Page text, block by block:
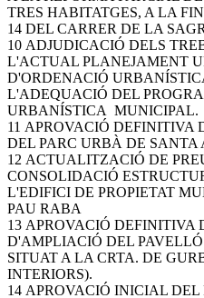
TRES HABITATGES, A LA
14 DEL CARRER DE LA
10 ADJUDICACIÓ DELS
L'ACTUAL PLANEJAMENT
D'ORDENACIÓ
L'ADEQUACIÓ DEL
URBANÍSTICA MUNICIPAL.
11 APROVACIÓ DEFINITIVA
DEL PARC URBÀ DE SANTA
12 ACTUALITZACIÓ DE
CONSOLIDACIÓ
L'EDIFICI DE PROPIETAT
PAU RABA
13 APROVACIÓ DEFINITIVA
D'AMPLIACIÓ DEL
SITUAT A LA CRTA. DE
INTERIORS).
14 APROVACIÓ INICIAL DEL